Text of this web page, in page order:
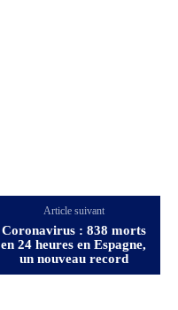
Article suivant
Coronavirus : 838 morts
en 24 heures en Espagne,
un nouveau record